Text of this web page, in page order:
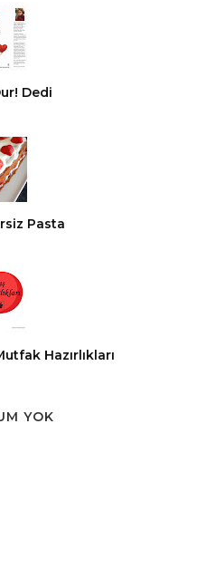
Dedi
Pasta
Hazırlıkları
YOK